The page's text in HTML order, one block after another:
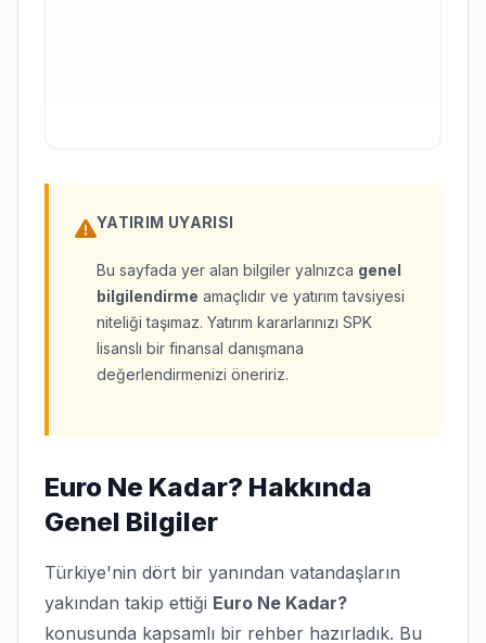
YATIRIM UYARISI
Bu sayfada yer alan bilgiler yalnızca genel
bilgilendirme amaçlıdır ve yatırım tavsiyesi
niteliği taşımaz. Yatırım kararlarınızı SPK
lisanslı bir finansal danışmana
değerlendirmenizi öneririz.
Euro Ne Kadar? Hakkında
Genel Bilgiler
Türkiye'nin dört bir yanından vatandaşların
yakından takip ettiği Euro Ne Kadar?
konusunda kapsamlı bir rehber hazırladık. Bu